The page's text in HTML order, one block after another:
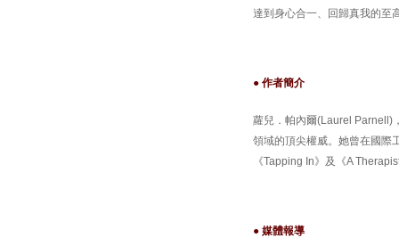
達到身心合一、回歸真我的至
● 作者簡介
蘿兒．帕內爾(Laurel Parnell)
領域的頂尖權威。她曾在國際
《Tapping In》及《A
● 媒體報導